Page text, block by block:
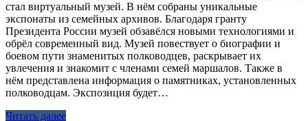
стал виртуальный музей. В нём собраны уникальные
экспонаты из семейных архивов. Благодаря гранту
Президента России музей обзавёлся новыми технологиями и
обрёл современный вид. Музей повествует о биографии и
боевом пути знаменитых полководцев, раскрывает их
увлечения и знакомит с членами семей маршалов. Также в
нём представлена информация о памятниках, установленных
полководцам. Экспозиция будет…
Читать далее